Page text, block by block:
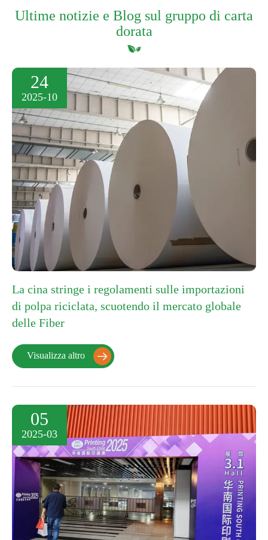
Ultime notizie e Blog sul gruppo di carta
dorata
24
2025-10
La cina stringe i regolamenti sulle importazioni
di polpa riciclata, scuotendo il mercato globale
delle Fiber
Visualizza altro 
05
2025-03